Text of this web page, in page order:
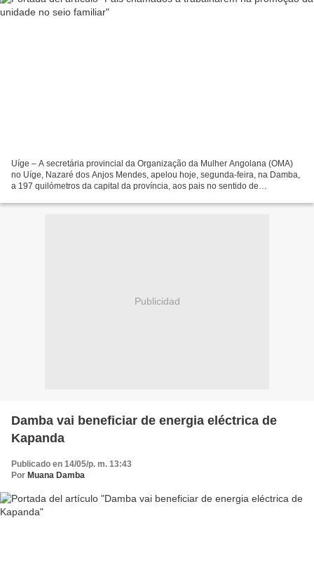
Uíge – A secretária provincial da Organização da Mulher Angolana (OMA)
no Uíge, Nazaré dos Anjos Mendes, apelou hoje, segunda-feira, na Damba,
a 197 quilómetros da capital da província, aos pais no sentido de
Publicidad
Damba vai beneficiar de energia eléctrica de
Kapanda
Publicado en 14/05/p. m. 13:43
Por Muana Damba